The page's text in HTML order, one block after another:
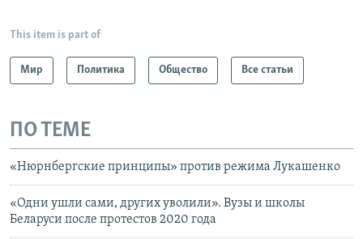
This item is part of
Мир Политика Общество Все статьи
ПО ТЕМЕ
«Нюрнбергские принципы» против режима Лукашенко
«Одни ушли сами, других уволили». Вузы и школы
Беларуси после протестов 2020 года